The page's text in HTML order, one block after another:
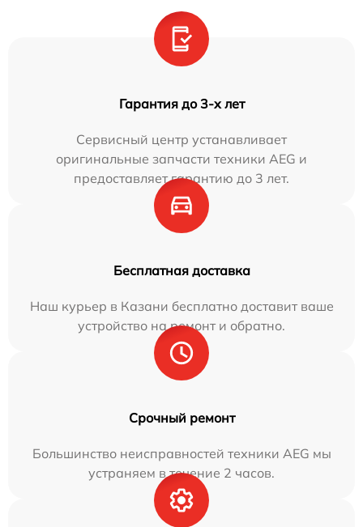
Гарантия до 3-х лет
Сервисный центр устанавливает
оригинальные запчасти техники AEG и
предоставляет гарантию до 3 лет.
Бесплатная доставка
Наш курьер в Казани бесплатно доставит ваше
устройство на ремонт и обратно.
Срочный ремонт
Большинство неисправностей техники AEG мы
устраняем в течение 2 часов.